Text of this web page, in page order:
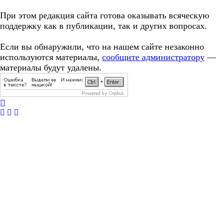
При этом редакция сайта готова оказывать всяческую
поддержку как в публикации, так и других вопросах.
Если вы обнаружили, что на нашем сайте незаконно
используются материалы, сообщите администратору —
материалы будут удалены.